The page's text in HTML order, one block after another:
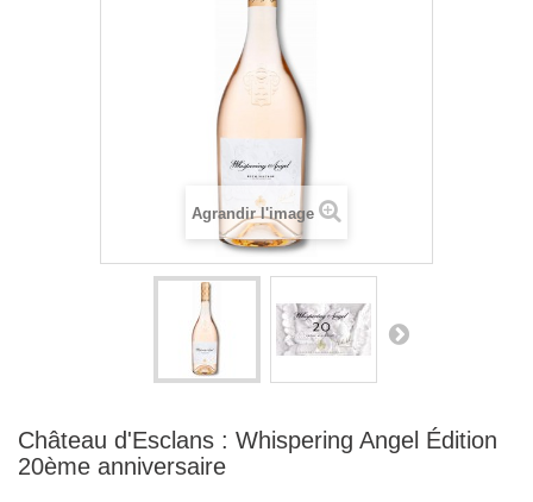
Agrandir l'image
Château d'Esclans : Whispering Angel Édition
20ème anniversaire